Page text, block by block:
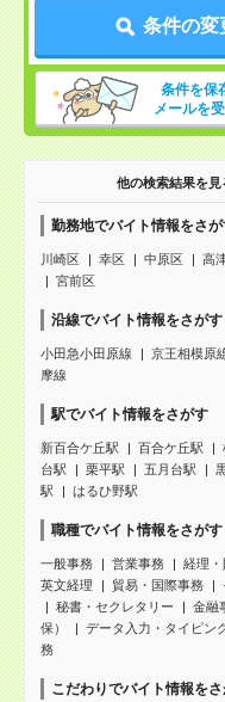
条件の変
条件を保
メールを
他の検索結果を見
勤務地でバイト情報をさが
川崎区 幸区 中原区 高
宮前区
沿線でバイト情報をさがす
小田急小田原線 京王相模原
摩線
駅でバイト情報をさがす
新百合ケ丘駅 百合ケ丘駅
台駅
栗平駅 五月台駅
駅
はるひ野駅
職種でバイト情報をさがす
一般事務 営業事務
経理・
英文経理
貿易・国際事務
秘書・セクレタリー
金融
保）
データ入力・タイピン
務
こだわりでバイト情報を